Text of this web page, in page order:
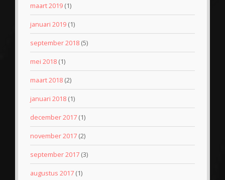
maart 2019 (1)
januari 2019 (1)
september 2018 (5)
mei 2018 (1)
maart 2018 (2)
januari 2018 (1)
december 2017 (1)
november 2017 (2)
september 2017 (3)
augustus 2017 (1)